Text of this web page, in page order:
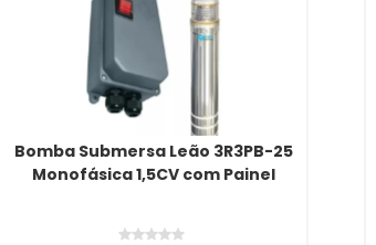
Bomba Submersa Leão 3R3PB-25
Monofásica 1,5CV com Painel